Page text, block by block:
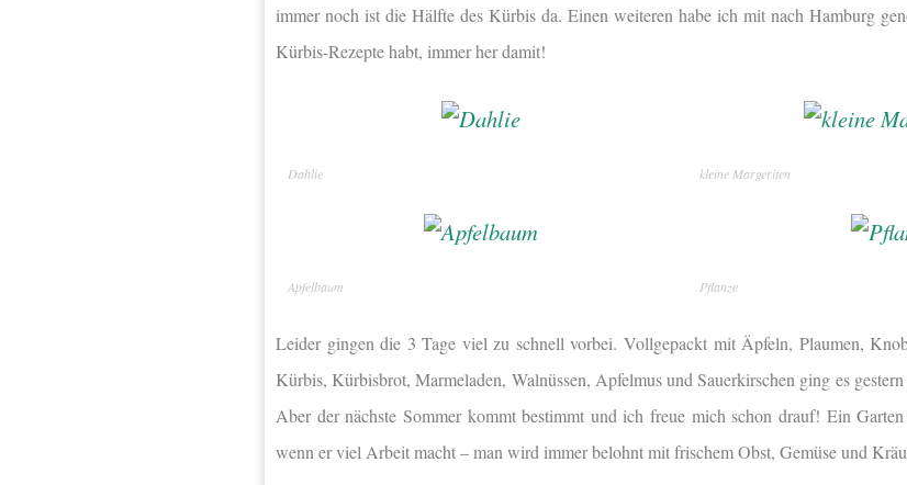
immer noch ist die Hälfte des Kürbis da. Einen weiteren habe ich mit nach Hamburg
Kürbis-Rezepte habt, immer her damit!
Dahlie kleine Margeriten
Apfelbaum Pflanze
Leider gingen die 3 Tage viel zu schnell vorbei. Vollgepackt mit Äpfeln, Plaumen,
Kürbis, Kürbisbrot, Marmeladen, Walnüssen, Apfelmus und Sauerkirschen ging es
Aber der nächste Sommer kommt bestimmt und ich freue mich schon drauf! Ein
wenn er viel Arbeit macht – man wird immer belohnt mit frischem Obst, Gemüse und